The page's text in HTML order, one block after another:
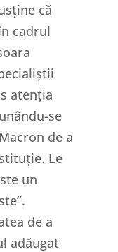
că
cadrul
atenția
se
de a
Le
un
de a
adăugat